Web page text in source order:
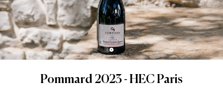
Pommard 2023 - HEC Paris